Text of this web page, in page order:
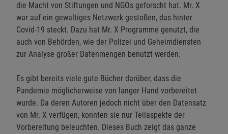
die Macht von Stiftungen und NGOs geforscht hat. Mr. X
war auf ein gewaltiges Netzwerk gestoßen, das hinter
Covid-19 steckt. Dazu hat Mr. X Programme genutzt, die
auch von Behörden, wie der Polizei und Geheimdiensten
zur Analyse großer Datenmengen benutzt werden.
Es gibt bereits viele gute Bücher darüber, dass die
Pandemie möglicherweise von langer Hand vorbereitet
wurde. Da deren Autoren jedoch nicht über den Datensatz
von Mr. X verfügen, konnten sie nur Teilaspekte der
Vorbereitung beleuchten. Dieses Buch zeigt das ganze